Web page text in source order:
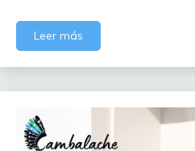
Leer más